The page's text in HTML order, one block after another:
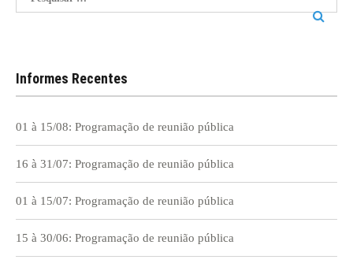
por:
Informes Recentes
01 à 15/08: Programação de reunião pública
16 à 31/07: Programação de reunião pública
01 à 15/07: Programação de reunião pública
15 à 30/06: Programação de reunião pública